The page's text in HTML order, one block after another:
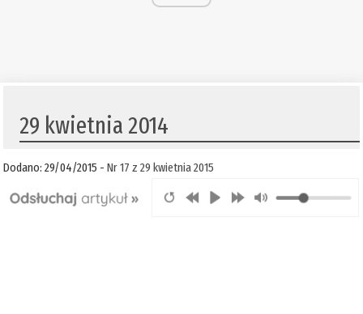
29 kwietnia 2014
Dodano: 29/04/2015 -Nr 17 z 29 kwietnia 2015